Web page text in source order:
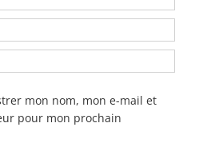
mon nom, mon e-mail et
pour mon prochain